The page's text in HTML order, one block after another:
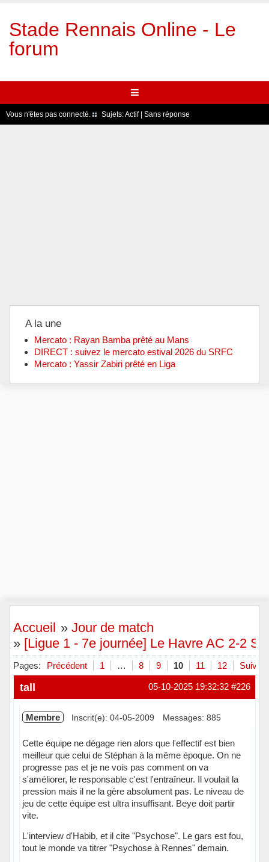
Stade Rennais Online - Le
forum
Vous n'êtes pas connecté. Sujets:Actif| Sans réponse
A la une
Mercato : Rayan Bamba prêté au Mans
DIRECT : suivez le mercato estival 2026 du SRFC
Mercato : Yassir Zabiri prêté en Liga
Accueil »Jour de match
» [Ligue 1 - 7e journée] Le Havre AC 2-2
Pages: Précédent 1 … 8 9 10 11 12 Suivant
#226
05-10-2025 19:32:32
tall
Membre Inscrit(e): 04-05-2009 Messages: 885
Cette équipe ne dégage rien alors que l'effectif est bien
meilleur que celui de Stéphan à la même époque. On ne
progresse pas et je ne vois pas comment on va
s'améliorer, le responsable c'est l'entraîneur. Il voulait la
pression mais il ne la gère absolument pas. Le niveau de
jeu de cette équipe est ultra insuffisant. Beye doit partir
vite.
L'interview d'Habib, et il cite "Psychose". Le gars est fou,
tout le monde va titrer "Psychose à Rennes" demain.